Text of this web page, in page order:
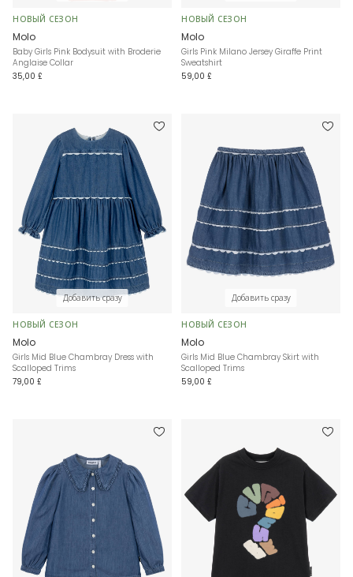
НОВЫЙ СЕЗОН
Molo
Baby Girls Pink Bodysuit with Broderie
Anglaise Collar
35,00 £
НОВЫЙ СЕЗОН
Molo
Girls Pink Milano Jersey Giraffe Print
Sweatshirt
59,00 £
Добавить сразу
НОВЫЙ СЕЗОН
Molo
Girls Mid Blue Chambray Dress with
Scalloped Trims
79,00 £
Добавить сразу
НОВЫЙ СЕЗОН
Molo
Girls Mid Blue Chambray Skirt with
Scalloped Trims
59,00 £